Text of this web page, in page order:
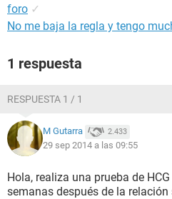
foro ✓
No me baja la regla y tengo
1 respuesta
RESPUESTA 1 / 1
M Gutarra 2.433
29 sep 2014 a las 09:55
Hola, realiza una prueba de
semanas después de la relación